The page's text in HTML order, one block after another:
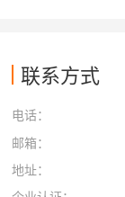
联系方式
电话：
邮箱：
地址：